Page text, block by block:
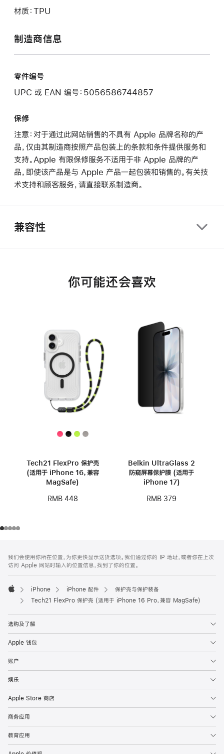
材质：TPU
制造商信息
零件编号
UPC 或 EAN 编号：5056586744857
保修
注意：对于通过此网站销售的不具有 Apple 品牌名称的产
品，仅由其制造商按照产品包装上的条款和条件提供服务和
支持。Apple 有限保修服务不适用于非 Apple 品牌的产
品，即使该产品是与 Apple 产品一起包装和销售的。有关技
术支持和顾客服务，请直接联系制造商。
兼容性
你可能还会喜欢
Tech21 FlexPro 保护壳
(适用于 iPhone 16，兼容
MagSafe)
RMB 448
Belkin UltraGlass 2
防窥屏幕保护膜 (适用于
iPhone 17)
RMB 379
页
页
脚
注
我们会使用你所在位置，为你更快显示送货选项。我们通过你的 IP 地址，或者你在上次
访问 Apple 网站时输入的位置信息，找到了你的位置。
Apple
iPhone iPhone 配件
保护壳与保护装备
Tech21 FlexPro 保护壳 (适用于 iPhone 16 Pro，兼容 MagSafe)
选购及了解
Apple 钱包
账户
娱乐
Apple Store 商店
商务应用
教育应用